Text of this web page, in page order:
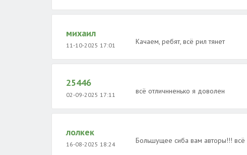
михаил
11-10-2025 17:01 Качаем, ребят, всё рил тянет
25446
02-09-2025 17:11 всё отличнненько я доволен
лолкек
16-08-2025 18:24 Большущее сиба вам авторы!!! всё